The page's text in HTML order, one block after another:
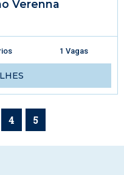
Verenna
1 Vagas
4 5